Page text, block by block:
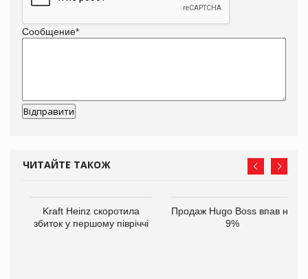
Сообщение*
ЧИТАЙТЕ ТАКОЖ
Kraft Heinz скоротила
збиток у першому півріччі
Продаж Hugo Boss впав на
9%